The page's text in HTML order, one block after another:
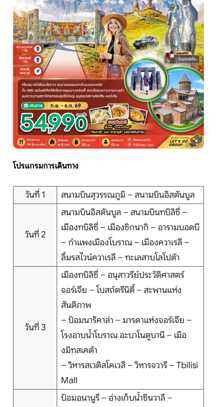
หน้าแรก
ทัวร์ต่างประเทศ
จัดกรุ๊ปต่างประเทศ
โปรไฟไหม้
ทัวร์ในประเทศ
จัดกรุ๊ปในประเทศ
เรือเจ้าพระยา
ติดต่อเรา
Search
โปรแกรมการเดินทาง
วันที่ 1 สนามบินสุวรรณภูมิ – สนามบินอิสตันบูล
วันที่ 2
สนามบินอิสตันบูล – สนามบินทบิลิซี่ –
เมืองทบิลิซี่ – เมืองซิกนากิ – อารามบอดบี
– กำแพงเมืองโบราณ – เมืองควาเรลี –
ลิ้มรสไวน์ควาเรลี – ทะเลสาบโลโปต้า
วันที่ 3
เมืองทบิลิซี่ – อนุสาวรีย์ประวัติศาสตร์
จอร์เจีย – โบสถ์ตรีนิตี้ – สะพานแห่ง
สันติภาพ
– ป้อมนาริคาล่า – มารดาแห่งจอร์เจีย –
โรงอาบน้ำโบราณ อะบาโนตูบานี – เมือ
งมิทสเคต้า
– วิหารสเวติสโคเวลี – วิหารจวารี – Tbilisi
Mall
ป้อมอนานูรี – อ่างเก็บน้ำซินวาลี –